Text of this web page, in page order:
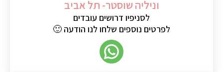
וניליה שוסטר- תל אביב
לסניפיו דרושים עובדים
לפרטים נוספים שלחו לנו הודעה 🙂